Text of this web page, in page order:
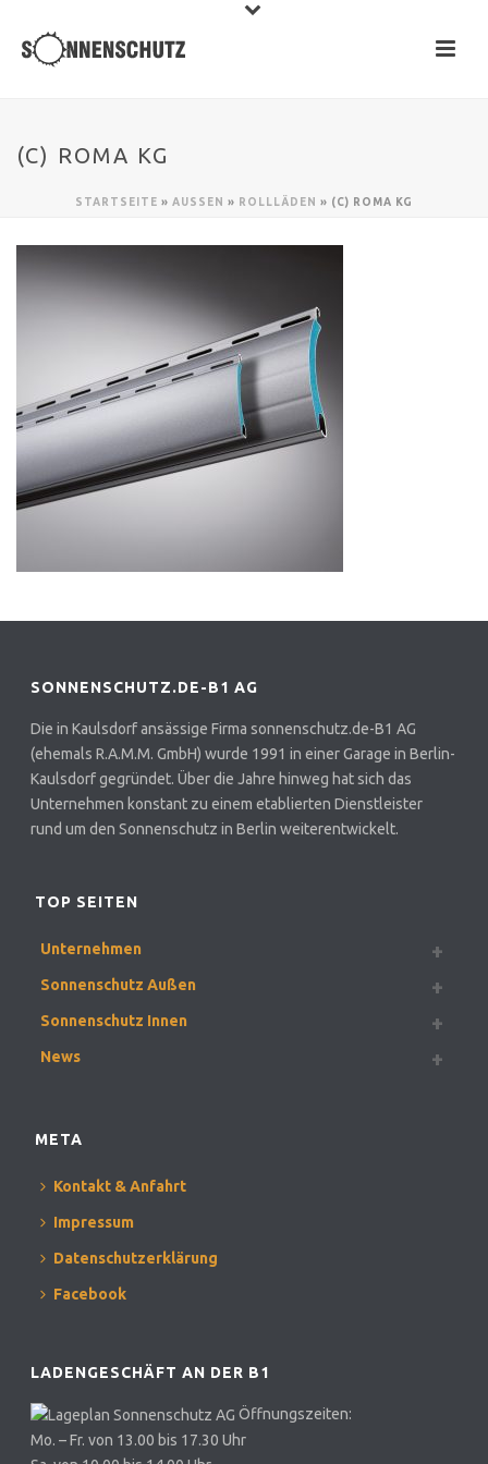
(C) ROMA KG
STARTSEITE » AUSSEN » ROLLLÄDEN » (C) ROMA KG
SONNENSCHUTZ.DE-B1 AG
Die in Kaulsdorf ansässige Firma sonnenschutz.de-B1 AG
(ehemals R.A.M.M. GmbH) wurde 1991 in einer Garage in Berlin-
Kaulsdorf gegründet. Über die Jahre hinweg hat sich das
Unternehmen konstant zu einem etablierten Dienstleister
rund um den Sonnenschutz in Berlin weiterentwickelt.
TOP SEITEN
Unternehmen
Sonnenschutz Außen
Sonnenschutz Innen
News
META
Kontakt & Anfahrt
Impressum
Datenschutzerklärung
Facebook
LADENGESCHÄFT AN DER B1
Öffnungszeiten:
Mo. – Fr. von 13.00 bis 17.30 Uhr